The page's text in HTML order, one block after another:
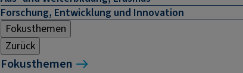
Forschung, Entwicklung und Innovation
Fokusthemen
Zurück
Fokusthemen